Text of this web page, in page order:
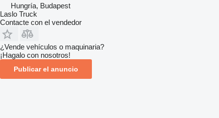
Hungría, Budapest
Laslo Truck
Contacte con el vendedor
¿Vende vehículos o maquinaria?
¡Hagalo con nosotros!
Publicar el anuncio